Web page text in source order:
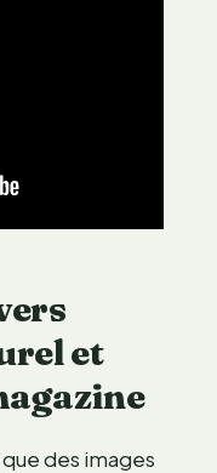
et
des images